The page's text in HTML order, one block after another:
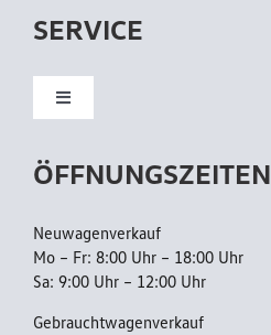
Flottenkunden
SERVICE
Toggle
Kundendienst
Reparatur
ÖFFNUNGSZEITEN
Neuwagenverkauf
Mo – Fr: 8:00 Uhr – 18:00 Uhr
Sa: 9:00 Uhr – 12:00 Uhr
Gebrauchtwagenverkauf